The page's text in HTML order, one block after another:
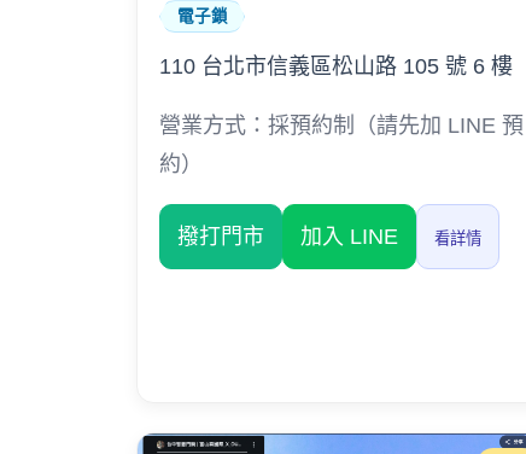
電子鎖
110 台北市信義區松山路 105 號 6 樓
營業方式：採預約制（請先加 LINE 預
約）
撥打門市 加入 LINE 看詳情